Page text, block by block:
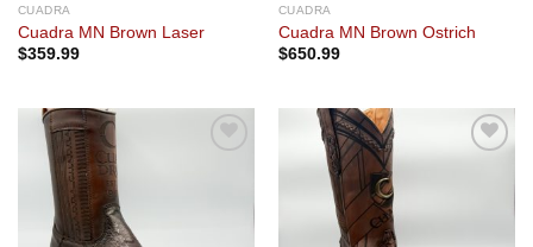
CUADRA
Cuadra MN Brown Laser
$359.99
CUADRA
Cuadra MN Brown Ostrich
$650.99